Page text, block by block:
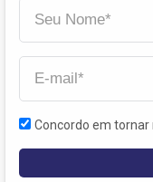
Concordo em